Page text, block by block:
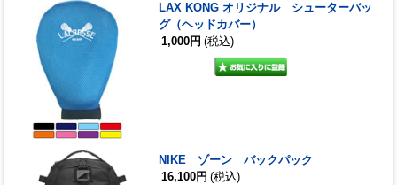
LAX KONG オリジナル シューターバッ
グ（ヘッドカバー）
1,000円 (税込)
NIKE ゾーン バックパック
16,100円 (税込)